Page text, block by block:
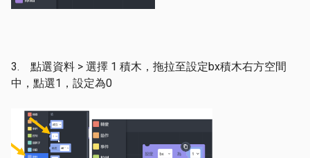
3. 點選資料 > 選擇 1 積木，拖拉至設定bx積木右方空間
中，點選1，設定為0